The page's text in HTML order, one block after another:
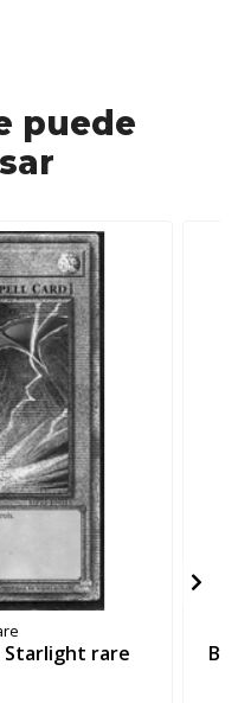
puede
Starlight rare